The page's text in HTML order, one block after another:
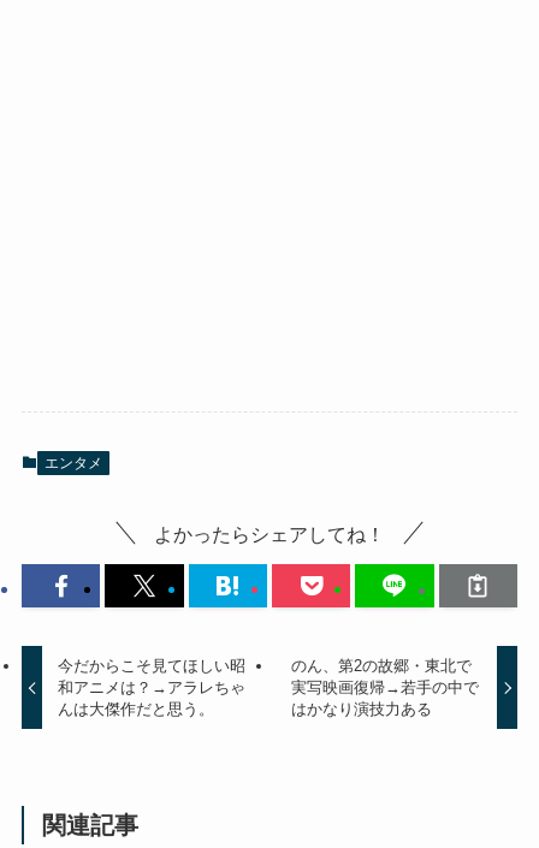
エンタメ
よかったらシェアしてね！
今だからこそ見てほしい昭
和アニメは？→アラレちゃ
んは大傑作だと思う。
のん、第2の故郷・東北で
実写映画復帰→若手の中で
はかなり演技力ある
関連記事